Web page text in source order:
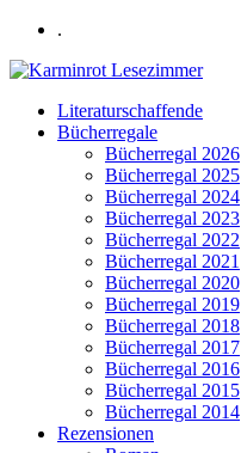
.
Literaturschaffende
Bücherregale
Bücherregal 2026
Bücherregal 2025
Bücherregal 2024
Bücherregal 2023
Bücherregal 2022
Bücherregal 2021
Bücherregal 2020
Bücherregal 2019
Bücherregal 2018
Bücherregal 2017
Bücherregal 2016
Bücherregal 2015
Bücherregal 2014
Rezensionen